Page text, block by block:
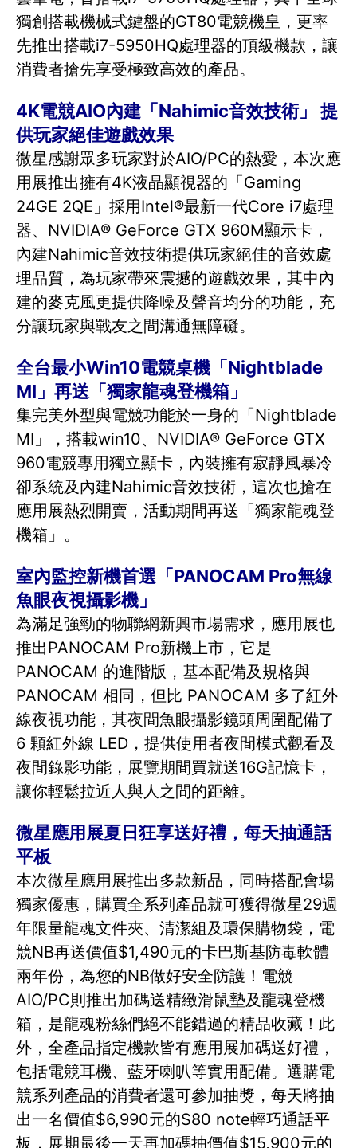
獨創搭載機械式鍵盤的GT80電競機皇，更率
先推出搭載i7-5950HQ處理器的頂級機款，讓
消費者搶先享受極致高效的產品。
4K電競AIO內建「Nahimic音效技術」 提
供玩家絕佳遊戲效果
微星感謝眾多玩家對於AIO/PC的熱愛，本次應
用展推出擁有4K液晶顯視器的「Gaming
24GE 2QE」採用Intel®最新一代Core i7處理
器、NVIDIA® GeForce GTX 960M顯示卡，
內建Nahimic音效技術提供玩家絕佳的音效處
理品質，為玩家帶來震撼的遊戲效果，其中內
建的麥克風更提供降噪及聲音均分的功能，充
分讓玩家與戰友之間溝通無障礙。
全台最小Win10電競桌機「Nightblade
MI」再送「獨家龍魂登機箱」
集完美外型與電競功能於一身的「Nightblade
MI」，搭載win10、NVIDIA® GeForce GTX
960電競專用獨立顯卡，內裝擁有寂靜風暴冷
卻系統及內建Nahimic音效技術，這次也搶在
應用展熱烈開賣，活動期間再送「獨家龍魂登
機箱」。
室內監控新機首選「PANOCAM Pro無線
魚眼夜視攝影機」
為滿足強勁的物聯網新興市場需求，應用展也
推出PANOCAM Pro新機上市，它是
PANOCAM 的進階版，基本配備及規格與
PANOCAM 相同，但比 PANOCAM 多了紅外
線夜視功能，其夜間魚眼攝影鏡頭周圍配備了
6 顆紅外線 LED，提供使用者夜間模式觀看及
夜間錄影功能，展覽期間買就送16G記憶卡，
讓你輕鬆拉近人與人之間的距離。
微星應用展夏日狂享送好禮，每天抽通話
平板
本次微星應用展推出多款新品，同時搭配會場
獨家優惠，購買全系列產品就可獲得微星29週
年限量龍魂文件夾、清潔組及環保購物袋，電
競NB再送價值$1,490元的卡巴斯基防毒軟體
兩年份，為您的NB做好安全防護！電競
AIO/PC則推出加碼送精緻滑鼠墊及龍魂登機
箱，是龍魂粉絲們絕不能錯過的精品收藏！此
外，全產品指定機款皆有應用展加碼送好禮，
包括電競耳機、藍牙喇叭等實用配備。選購電
競系列產品的消費者還可參加抽獎，每天將抽
出一名價值$6,990元的S80 note輕巧通話平
板，展期最後一天再加碼抽價值$15,900元的